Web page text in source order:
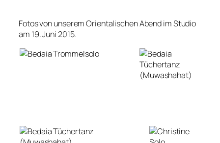
Fotos von unserem Orientalischen Abend im Studio
am 19. Juni 2015.